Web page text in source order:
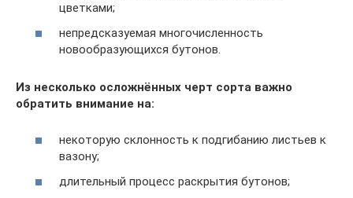
цветками;
непредсказуемая многочисленность
новообразующихся бутонов.
Из несколько осложнённых черт сорта важно
обратить внимание на:
некоторую склонность к подгибанию листьев к
вазону;
длительный процесс раскрытия бутонов;